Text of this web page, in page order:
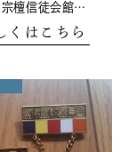
檀信徒会館…
くはこちら